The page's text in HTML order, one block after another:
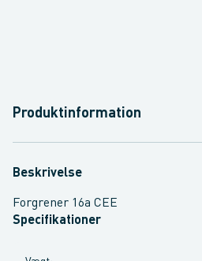
Produktinformation
Beskrivelse
Forgrener 16a CEE
Specifikationer